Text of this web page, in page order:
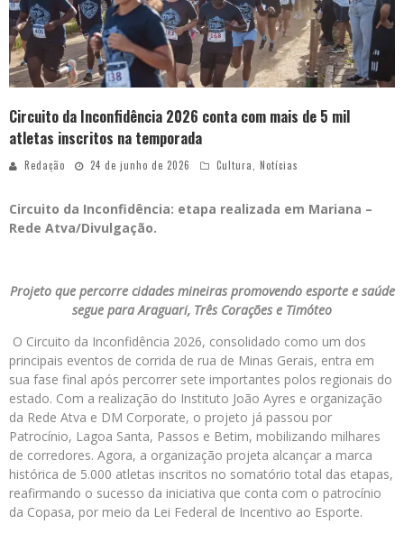
Circuito da Inconfidência 2026 conta com mais de 5 mil
atletas inscritos na temporada
Redação 24 de junho de 2026 Cultura, Notícias
Circuito da Inconfidência: etapa realizada em Mariana –
Rede Atva/Divulgação.
Projeto que percorre cidades mineiras promovendo esporte e saúde
segue para Araguari, Três Corações e Timóteo
O Circuito da Inconfidência 2026, consolidado como um dos
principais eventos de corrida de rua de Minas Gerais, entra em
sua fase final após percorrer sete importantes polos regionais do
estado. Com a realização do Instituto João Ayres e organização
da Rede Atva e DM Corporate, o projeto já passou por
Patrocínio, Lagoa Santa, Passos e Betim, mobilizando milhares
de corredores. Agora, a organização projeta alcançar a marca
histórica de 5.000 atletas inscritos no somatório total das etapas,
reafirmando o sucesso da iniciativa que conta com o patrocínio
da Copasa, por meio da Lei Federal de Incentivo ao Esporte.